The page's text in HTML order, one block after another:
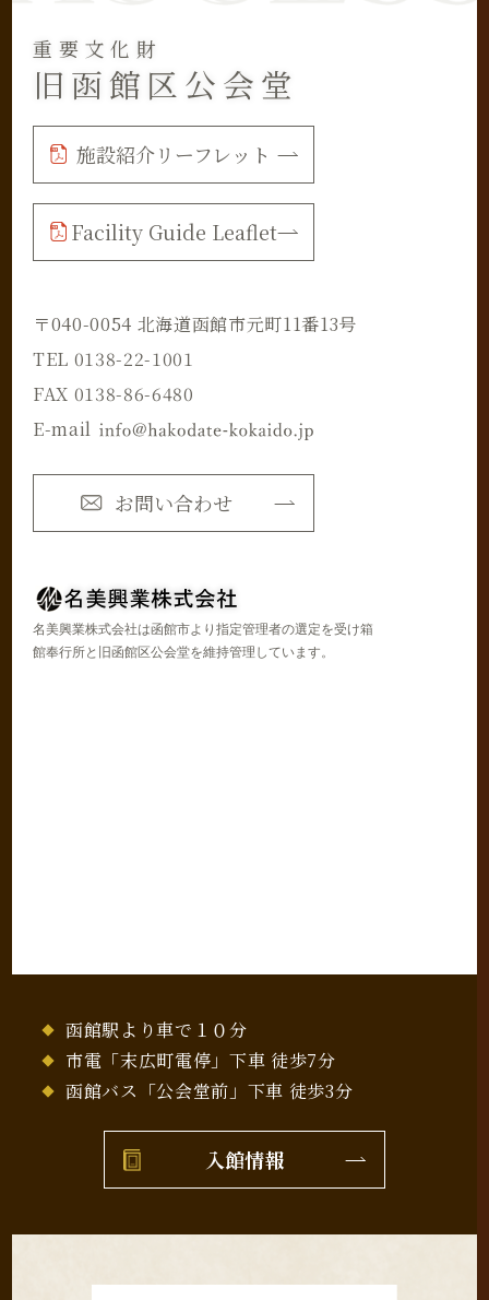
重要文化財
旧函館区公会堂
施設紹介リーフレット
Facility Guide Leaflet
〒040-0054 北海道函館市元町11番13号
TEL 0138-22-1001
FAX 0138-86-6480
E-mail
お問い合わせ
名美興業株式会社は函館市より指定管理者の選定を受け箱
館奉行所と旧函館区公会堂を維持管理しています。
函館駅より車で１０分
市電「末広町電停」下車 徒歩7分
函館バス「公会堂前」下車 徒歩3分
入館情報